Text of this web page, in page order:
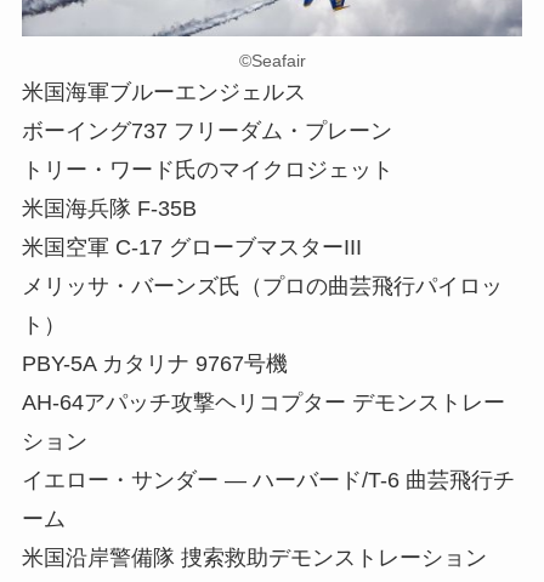
©︎Seafair
米国海軍ブルーエンジェルス
ボーイング737 フリーダム・プレーン
トリー・ワード氏のマイクロジェット
米国海兵隊 F-35B
米国空軍 C-17 グローブマスターIII
メリッサ・バーンズ氏（プロの曲芸飛行パイロッ
ト）
PBY-5A カタリナ 9767号機
AH-64アパッチ攻撃ヘリコプター デモンストレー
ション
イエロー・サンダー ― ハーバード/T-6 曲芸飛行チ
ーム
米国沿岸警備隊 捜索救助デモンストレーション